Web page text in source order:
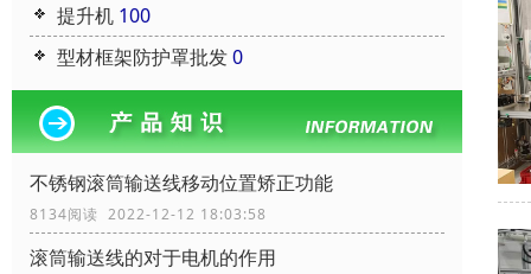
提升机 100
型材框架防护罩批发0
不锈钢滚筒输送线移动位置矫正功能
8134阅读 2022-12-12 18:03:58
滚筒输送线的对于电机的作用